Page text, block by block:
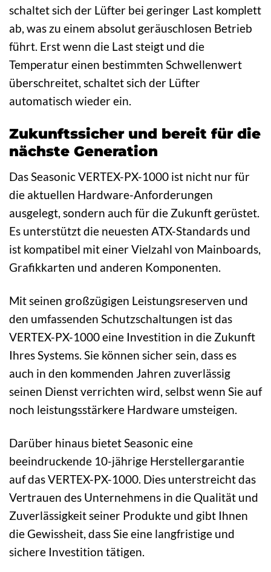
schaltet sich der Lüfter bei geringer Last komplett
ab, was zu einem absolut geräuschlosen Betrieb
führt. Erst wenn die Last steigt und die
Temperatur einen bestimmten Schwellenwert
überschreitet, schaltet sich der Lüfter
automatisch wieder ein.
Zukunftssicher und bereit für die
nächste Generation
Das Seasonic VERTEX-PX-1000 ist nicht nur für
die aktuellen Hardware-Anforderungen
ausgelegt, sondern auch für die Zukunft gerüstet.
Es unterstützt die neuesten ATX-Standards und
ist kompatibel mit einer Vielzahl von Mainboards,
Grafikkarten und anderen Komponenten.
Mit seinen großzügigen Leistungsreserven und
den umfassenden Schutzschaltungen ist das
VERTEX-PX-1000 eine Investition in die Zukunft
Ihres Systems. Sie können sicher sein, dass es
auch in den kommenden Jahren zuverlässig
seinen Dienst verrichten wird, selbst wenn Sie auf
noch leistungsstärkere Hardware umsteigen.
Darüber hinaus bietet Seasonic eine
beeindruckende 10-jährige Herstellergarantie
auf das VERTEX-PX-1000. Dies unterstreicht das
Vertrauen des Unternehmens in die Qualität und
Zuverlässigkeit seiner Produkte und gibt Ihnen
die Gewissheit, dass Sie eine langfristige und
sichere Investition tätigen.